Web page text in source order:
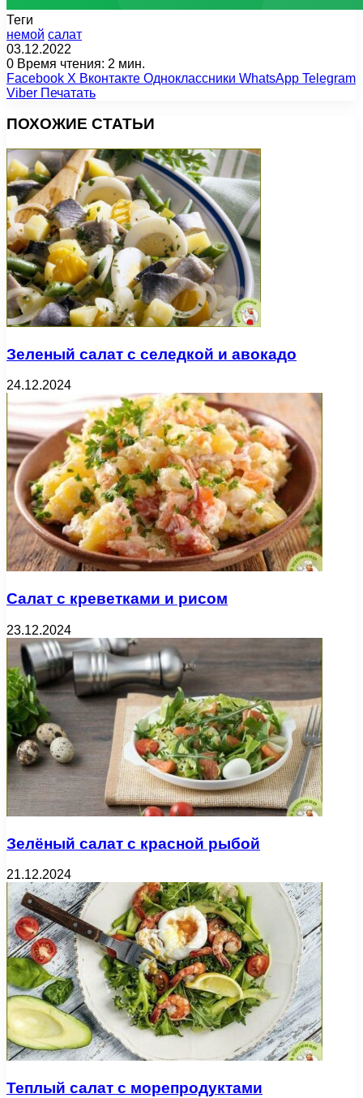
Теги
немой салат
03.12.2022
0 Время чтения: 2 мин.
Facebook X Вконтакте Одноклассники WhatsApp Telegram
Viber Печатать
ПОХОЖИЕ СТАТЬИ
Зеленый салат с селедкой и авокадо
24.12.2024
Салат с креветками и рисом
23.12.2024
Зелёный салат с красной рыбой
21.12.2024
Теплый салат с морепродуктами